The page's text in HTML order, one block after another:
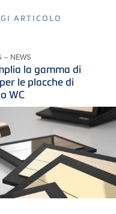
ARTICOLO
NEWS
la gamma di
le placche di
WC